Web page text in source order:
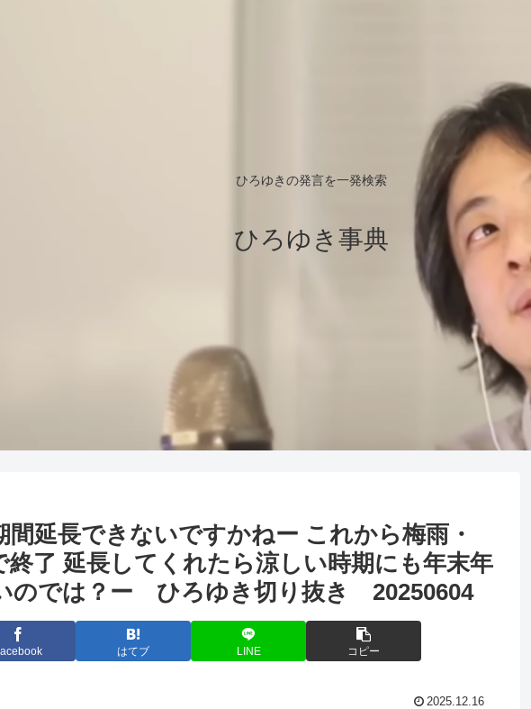
ひろゆきの発言を一発検索
ひろゆき事典
間延長できないですかねー これから梅雨・
終了 延長してくれたら涼しい時期にも年末年
のでは？ー ひろゆき切り抜き 20250604
はてブ LINE コピー
2025.12.16